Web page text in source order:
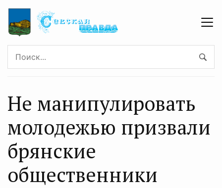
Не манипулировать
молодежью призвали
брянские
общественники